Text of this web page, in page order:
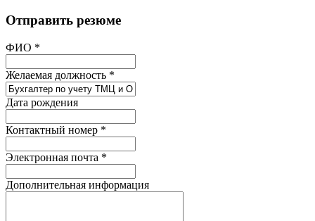
Отправить резюме
ФИО *
Желаемая должность *
Дата рождения
Контактный номер *
Электронная почта *
Дополнительная информация